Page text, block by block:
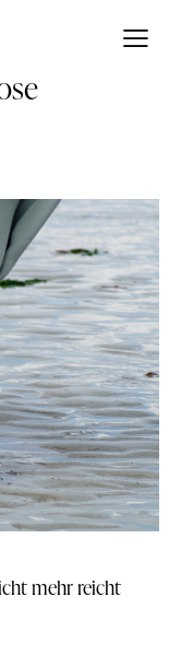
mehr reicht